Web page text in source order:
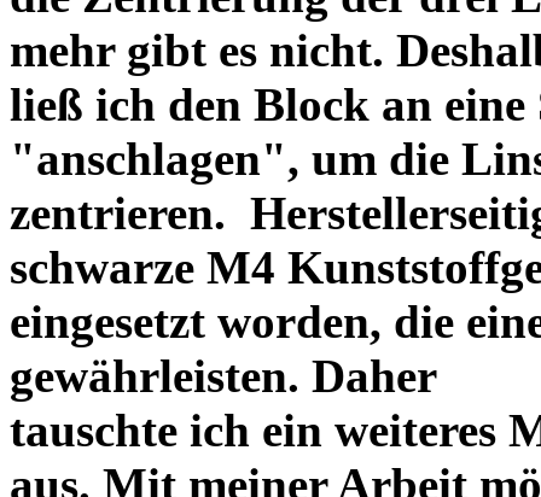
mehr gibt es nicht.
ließ ich den Block an eine
"anschlagen", um die
zentrieren.
schwarze M4
eingesetzt worden, die
gewährleisten. Daher
tauschte ich ein weiteres
aus. Mit meiner Arbeit